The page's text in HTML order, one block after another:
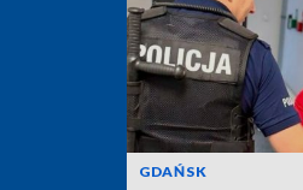
GDAŃSK